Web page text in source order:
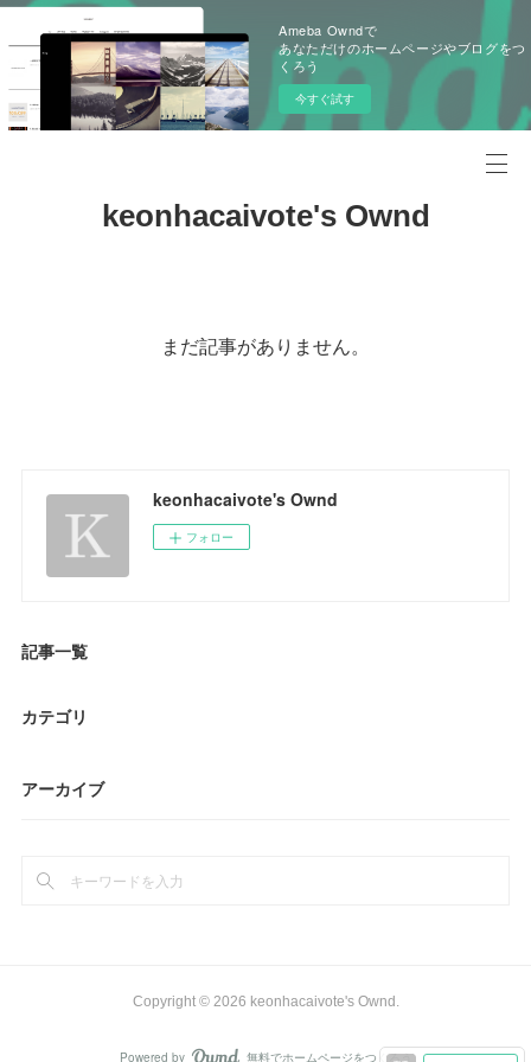
Ameba Owndで
あなただけのホームページやブログをつ
くろう
今すぐ試す
keonhacaivote's Ownd
まだ記事がありません。
keonhacaivote's Ownd
フォロー
記事一覧
カテゴリ
アーカイブ
Copyright © 2026 keonhacaivote's Ownd .
Powered by 無料でホームページをつくろう